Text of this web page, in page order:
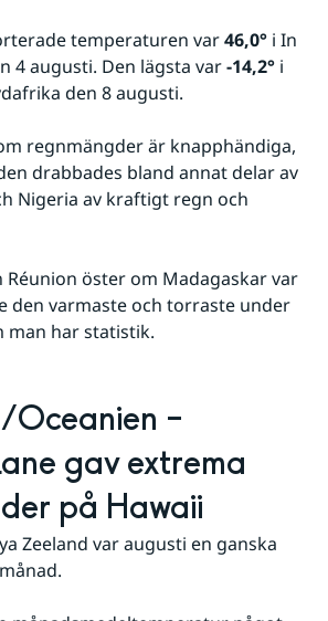
temperaturen var 46,0° i In
4 augusti. Den lägsta var -14,2° i
den 8 augusti.
regnmängder är knapphändiga,
drabbades bland annat delar av
Nigeria av kraftigt regn och
Réunion öster om Madagaskar var
den varmaste och torraste under
man har statistik.
–
gav extrema
på Hawaii
Zeeland var augusti en ganska